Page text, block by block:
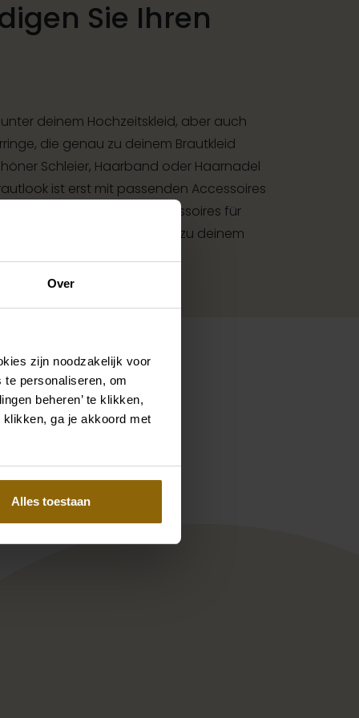
Over
zijn noodzakelijk voor
personaliseren, om
beheren’ te klikken,
klikken, ga je akkoord met
Alles toestaan
Sie Ihren
deinem Hochzeitskleid, aber auch
die genau zu deinem Brautkleid
Schleier, Haarband oder Haarnadel
ist erst mit passenden Accessoires
Accessoire-Shop mit Accessoires für
du die perfekte Ergänzung zu deinem
| Lucia
| Blume | Groß
Pinterest
Poirier GL-76005 Handschuh |